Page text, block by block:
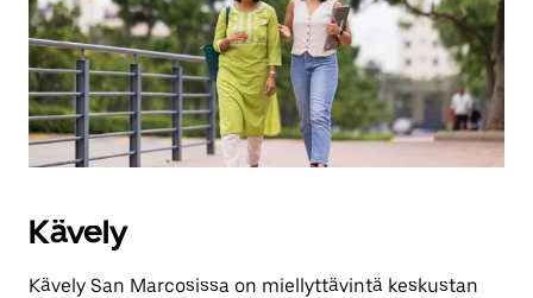
Kävely
Kävely San Marcosissa on miellyttävintä keskustan